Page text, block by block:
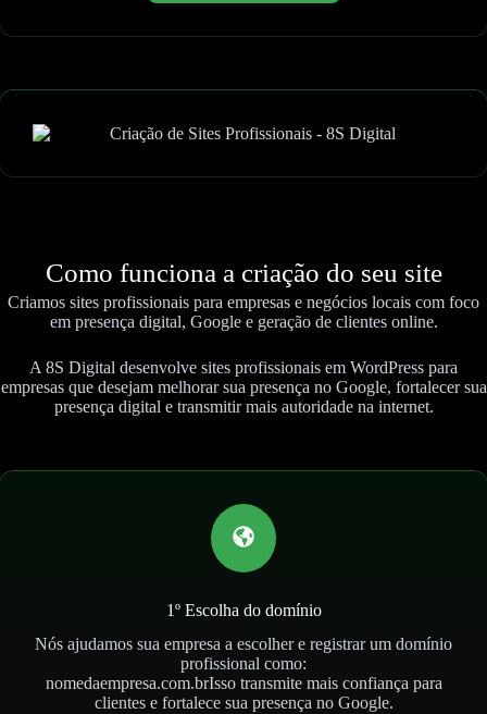
Como funciona a criação do seu site
Criamos sites profissionais para empresas e negócios locais com foco
em presença digital, Google e geração de clientes online.
A 8S Digital desenvolve sites profissionais em WordPress para
empresas que desejam melhorar sua presença no Google, fortalecer sua
presença digital e transmitir mais autoridade na internet.
1º Escolha do domínio
Nós ajudamos sua empresa a escolher e registrar um domínio
profissional como:
nomedaempresa.com.brIsso transmite mais confiança para
clientes e fortalece sua presença no Google.